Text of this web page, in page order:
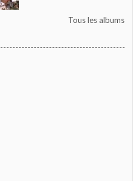
Tous les albums